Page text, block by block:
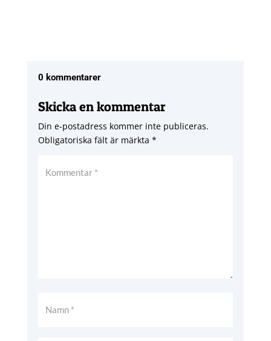
0 kommentarer
Skicka en kommentar
Din e-postadress kommer inte publiceras.
Obligatoriska fält är märkta *